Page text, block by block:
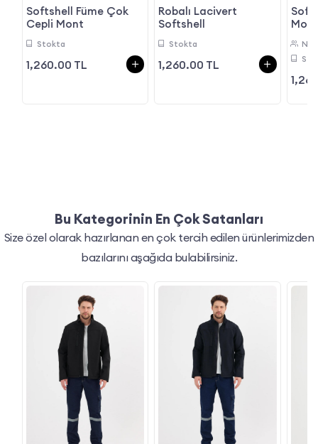
Softshell Füme Çok
Cepli Mont
Stokta
1,260.00 TL
Robalı Lacivert
Softshell
Stokta
1,260.00 TL
Mont
Bu Kategorinin En Çok Satanları
Size özel olarak hazırlanan en çok tercih edilen ürünlerimizden
bazılarını aşağıda bulabilirsiniz.